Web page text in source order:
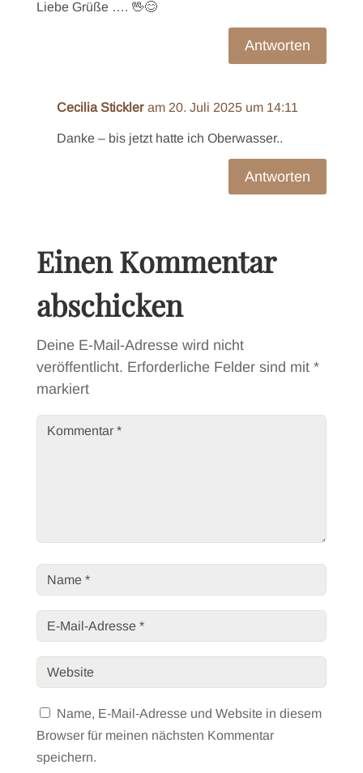
Liebe Grüße …. 🖖😊
Antworten
Cecilia Stickler am 20. Juli 2025 um 14:11
Danke – bis jetzt hatte ich Oberwasser..
Antworten
Einen Kommentar
abschicken
Deine E-Mail-Adresse wird nicht
veröffentlicht. Erforderliche Felder sind mit *
markiert
Name, E-Mail-Adresse und Website in diesem
Browser für meinen nächsten Kommentar
speichern.